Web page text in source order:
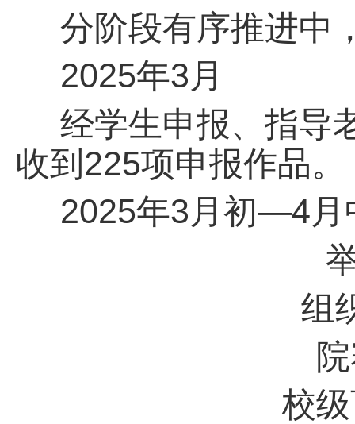
分阶段有序推进中
2025年3月
经学生申报、指导
收到225项申报作品。
2025年3月初—4月
组
校